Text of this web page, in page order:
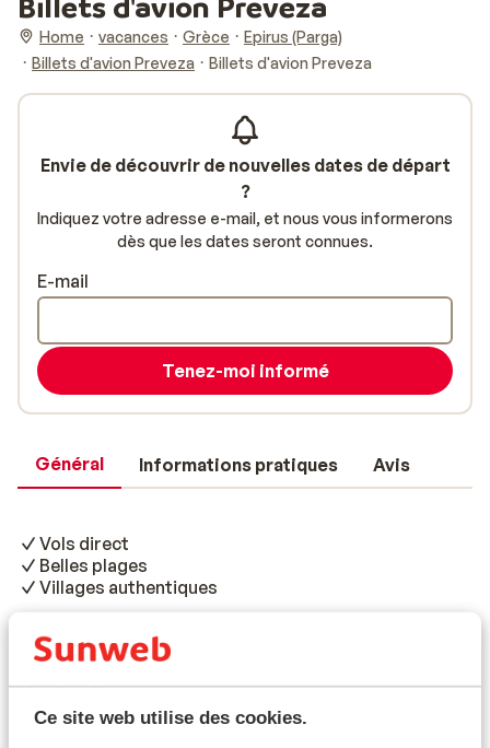
Ce site web utilise des cookies.
Home vacances Grèce
Epirus (Parga)
Billets d'avion Preveza
Billets d'avion Preveza
Général Informations pratiques Avis
Vols direct
Belles plages
Villages authentiques
repas/boissons ne sont pas inclus.
Lire la suite
Informations de voyage
Envie de découvrir de nouvelles dates de départ
?
Indiquez votre adresse e-mail, et nous vous informerons
dès que les dates seront connues.
E-mail
Tenez-moi informé